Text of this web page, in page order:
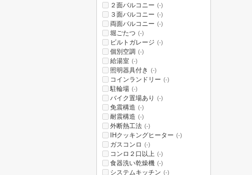
２面バルコニー (-)
３面バルコニー (-)
両面バルコニー (-)
堀ごたつ (-)
ビルトガレージ (-)
個別空調 (-)
給湯室 (-)
照明器具付き (-)
コインランドリー (-)
駐輪場 (-)
バイク置場あり (-)
免震構造 (-)
耐震構造 (-)
外断熱工法 (-)
IHクッキングヒーター (-)
ガスコンロ (-)
コンロ２口以上 (-)
食器洗い乾燥機 (-)
システムキッチン (-)